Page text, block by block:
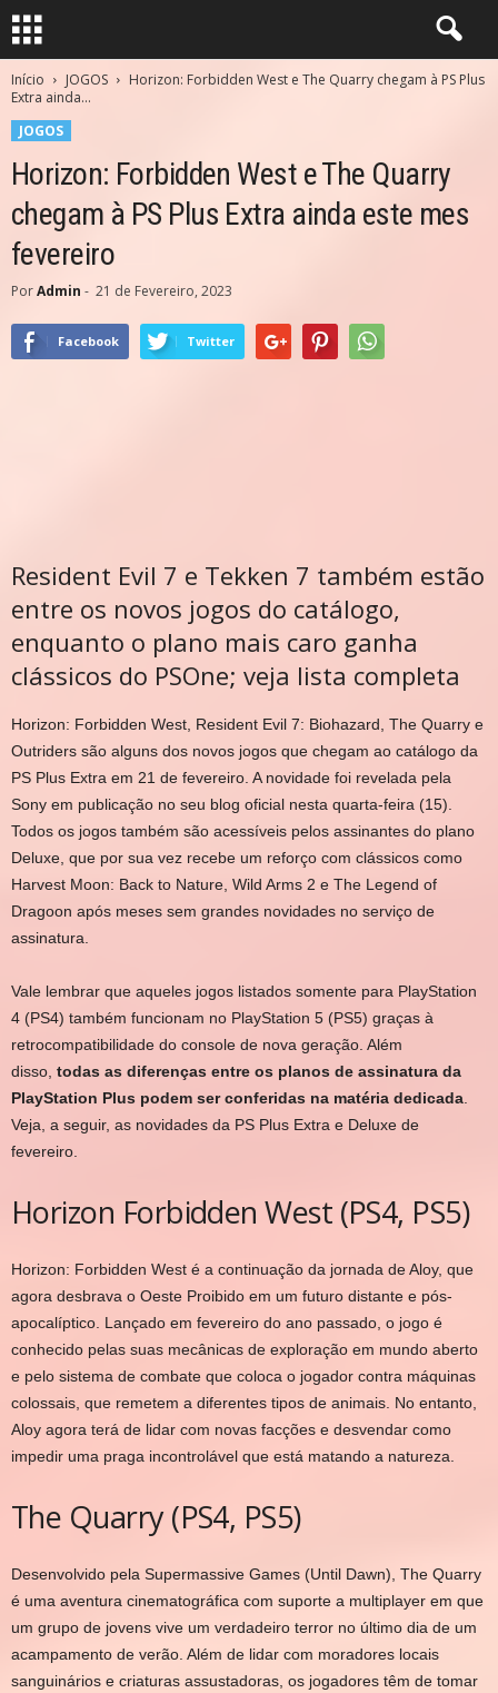
Início JOGOS
Horizon: Forbidden West e The Quarry chegam à PS Plus
Extra ainda...
JOGOS
Horizon: Forbidden West e The Quarry
chegam à PS Plus Extra ainda este mes
fevereiro
PorAdmin - 21 de Fevereiro, 2023
Facebook Twitter
Resident Evil 7 e Tekken 7 também estão
entre os novos jogos do catálogo,
enquanto o plano mais caro ganha
clássicos do PSOne; veja lista completa
Horizon: Forbidden West, Resident Evil 7: Biohazard, The Quarry e
Outriders são alguns dos novos jogos que chegam ao catálogo da
PS Plus Extra em 21 de fevereiro. A novidade foi revelada pela
Sony em publicação no seu blog oficial nesta quarta-feira (15).
Todos os jogos também são acessíveis pelos assinantes do plano
Deluxe, que por sua vez recebe um reforço com clássicos como
Harvest Moon: Back to Nature, Wild Arms 2 e The Legend of
Dragoon após meses sem grandes novidades no serviço de
assinatura.
Vale lembrar que aqueles jogos listados somente para PlayStation
4 (PS4) também funcionam no PlayStation 5 (PS5) graças à
retrocompatibilidade do console de nova geração. Além
disso, todas as diferenças entre os planos de assinatura da
PlayStation Plus podem ser conferidas na matéria dedicada
Veja, a seguir, as novidades da PS Plus Extra e Deluxe de
fevereiro.
Horizon Forbidden West (PS4, PS5)
Horizon: Forbidden West é a continuação da jornada de Aloy, que
agora desbrava o Oeste Proibido em um futuro distante e pós-
apocalíptico. Lançado em fevereiro do ano passado, o jogo é
conhecido pelas suas mecânicas de exploração em mundo aberto
e pelo sistema de combate que coloca o jogador contra máquinas
colossais, que remetem a diferentes tipos de animais. No entanto,
Aloy agora terá de lidar com novas facções e desvendar como
impedir uma praga incontrolável que está matando a natureza.
The Quarry (PS4, PS5)
Desenvolvido pela Supermassive Games (Until Dawn), The Quarry
é uma aventura cinematográfica com suporte a multiplayer em que
um grupo de jovens vive um verdadeiro terror no último dia de um
acampamento de verão. Além de lidar com moradores locais
sanguinários e criaturas assustadoras, os jogadores têm de tomar